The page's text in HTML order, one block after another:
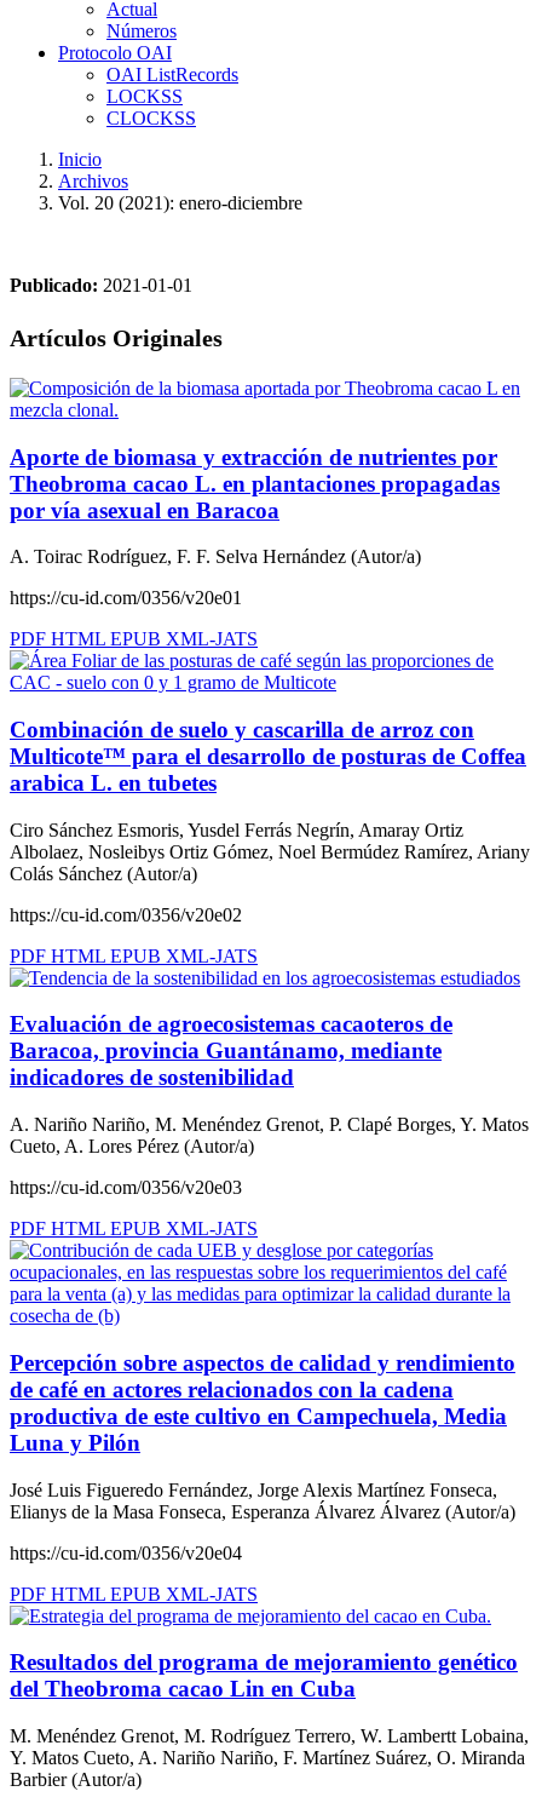
Actual
Números
Protocolo OAI
OAI ListRecords
LOCKSS
CLOCKSS
Inicio
Archivos
Vol. 20 (2021): enero-diciembre
Publicado: 2021-01-01
Artículos Originales
Aporte de biomasa y extracción de nutrientes por
Theobroma cacao L. en plantaciones propagadas
por vía asexual en Baracoa
A. Toirac Rodríguez, F. F. Selva Hernández (Autor/a)
https://cu-id.com/0356/v20e01
PDF HTML EPUB XML-JATS
Combinación de suelo y cascarilla de arroz con
Multicote™ para el desarrollo de posturas de Coffea
arabica L. en tubetes
Ciro Sánchez Esmoris, Yusdel Ferrás Negrín, Amaray Ortiz
Albolaez, Nosleibys Ortiz Gómez, Noel Bermúdez Ramírez, Ariany
Colás Sánchez (Autor/a)
https://cu-id.com/0356/v20e02
PDF HTML EPUB XML-JATS
Evaluación de agroecosistemas cacaoteros de
Baracoa, provincia Guantánamo, mediante
indicadores de sostenibilidad
A. Nariño Nariño, M. Menéndez Grenot, P. Clapé Borges, Y. Matos
Cueto, A. Lores Pérez (Autor/a)
https://cu-id.com/0356/v20e03
PDF HTML EPUB XML-JATS
Percepción sobre aspectos de calidad y rendimiento
de café en actores relacionados con la cadena
productiva de este cultivo en Campechuela, Media
Luna y Pilón
José Luis Figueredo Fernández, Jorge Alexis Martínez Fonseca,
Elianys de la Masa Fonseca, Esperanza Álvarez Álvarez (Autor/a)
https://cu-id.com/0356/v20e04
PDF HTML EPUB XML-JATS
Resultados del programa de mejoramiento genético
del Theobroma cacao Lin en Cuba
M. Menéndez Grenot, M. Rodríguez Terrero, W. Lambertt Lobaina,
Y. Matos Cueto, A. Nariño Nariño, F. Martínez Suárez, O. Miranda
Barbier (Autor/a)